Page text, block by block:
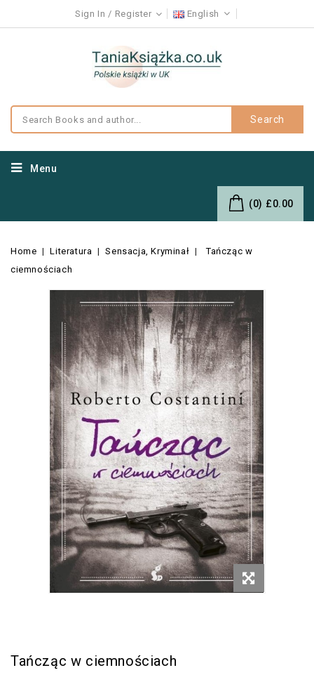
Sign In Register English
Search
Menu
(0) £0.00
Home Literatura Sensacja, Kryminał
Tańcząc w
ciemnościach
Tańcząc w ciemnościach